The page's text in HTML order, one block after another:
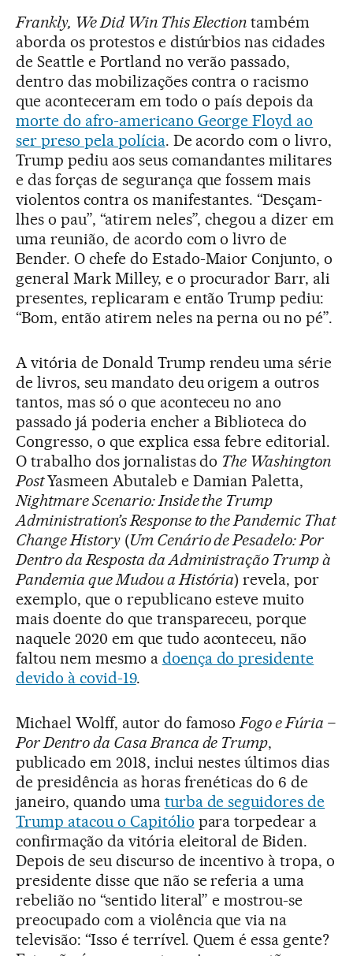
Frankly, We Did Win This Election também
aborda os protestos e distúrbios nas cidades
de Seattle e Portland no verão passado,
dentro das mobilizações contra o racismo
que aconteceram em todo o país depois da
morte do afro-americano George Floyd ao
ser preso pela polícia. De acordo com o livro,
Trump pediu aos seus comandantes militares
e das forças de segurança que fossem mais
violentos contra os manifestantes. “Desçam-
lhes o pau”, “atirem neles”, chegou a dizer em
uma reunião, de acordo com o livro de
Bender. O chefe do Estado-Maior Conjunto, o
general Mark Milley, e o procurador Barr, ali
presentes, replicaram e então Trump pediu:
“Bom, então atirem neles na perna ou no pé”.
A vitória de Donald Trump rendeu uma série
de livros, seu mandato deu origem a outros
tantos, mas só o que aconteceu no ano
passado já poderia encher a Biblioteca do
Congresso, o que explica essa febre editorial.
O trabalho dos jornalistas do The Washington
PostYasmeen Abutaleb e Damian Paletta,
Nightmare Scenario: Inside the Trump
Administration’s Response to the Pandemic That
Change History(Um Cenário de Pesadelo: Por
Dentro da Resposta da Administração Trump à
Pandemia que Mudou a História) revela, por
exemplo, que o republicano esteve muito
mais doente do que transpareceu, porque
naquele 2020 em que tudo aconteceu, não
faltou nem mesmo a doença do presidente
devido à covid-19.
Michael Wolff, autor do famoso Fogo e Fúria –
Por Dentro da Casa Branca de Trump,
publicado em 2018, inclui nestes últimos dias
de presidência as horas frenéticas do 6 de
janeiro, quando uma turba de seguidores de
Trump atacou o Capitólio para torpedear a
confirmação da vitória eleitoral de Biden.
Depois de seu discurso de incentivo à tropa, o
presidente disse que não se referia a uma
rebelião no “sentido literal” e mostrou-se
preocupado com a violência que via na
televisão: “Isso é terrível. Quem é essa gente?